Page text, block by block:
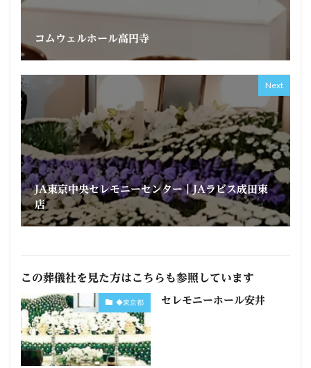
コムウェルホール高円寺
Next
JA東京中央セレモニーセンター｜JAラビス成田東
店
この葬儀社を見た方はこちらも参照しています
◆東京都 セレモニーホール安井